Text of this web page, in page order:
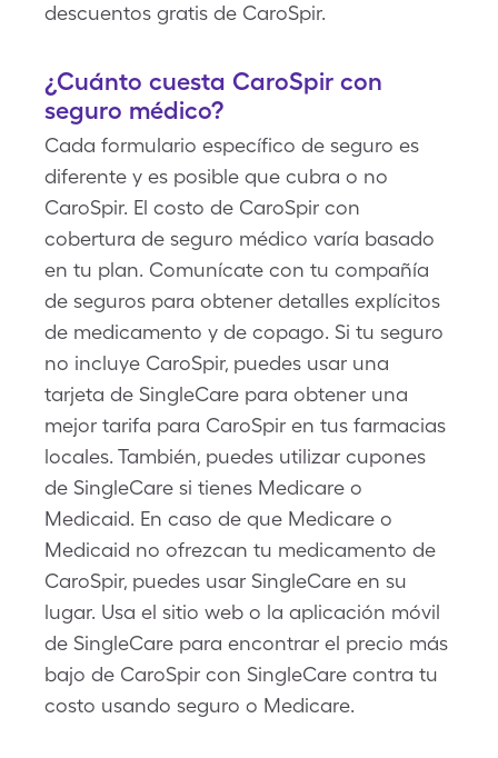
descuentos gratis de CaroSpir.
¿Cuánto cuesta CaroSpir con
seguro médico?
Cada formulario específico de seguro es
diferente y es posible que cubra o no
CaroSpir. El costo de CaroSpir con
cobertura de seguro médico varía basado
en tu plan. Comunícate con tu compañía
de seguros para obtener detalles explícitos
de medicamento y de copago. Si tu seguro
no incluye CaroSpir, puedes usar una
tarjeta de SingleCare para obtener una
mejor tarifa para CaroSpir en tus farmacias
locales. También, puedes utilizar cupones
de SingleCare si tienes Medicare o
Medicaid. En caso de que Medicare o
Medicaid no ofrezcan tu medicamento de
CaroSpir, puedes usar SingleCare en su
lugar. Usa el sitio web o la aplicación móvil
de SingleCare para encontrar el precio más
bajo de CaroSpir con SingleCare contra tu
costo usando seguro o Medicare.